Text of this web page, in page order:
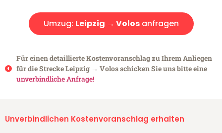
Umzug: Leipzig → Volosanfragen
Für einen detaillierte Kostenvoranschlag zu Ihrem Anliegen
für die Strecke Leipzig → Volos schicken Sie uns bitte eine
unverbindliche Anfrage!
Unverbindlichen Kostenvoranschlag erhalten